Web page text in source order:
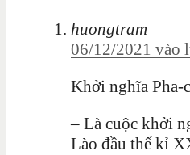
huongtram
06/12/2021 vào
Khởi nghĩa Pha-
– Là cuộc khởi
Lào đầu thế kỉ